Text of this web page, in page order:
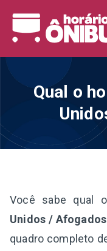
para
Qual o
Você sabe qual
Unidos / Afogados
quadro completo